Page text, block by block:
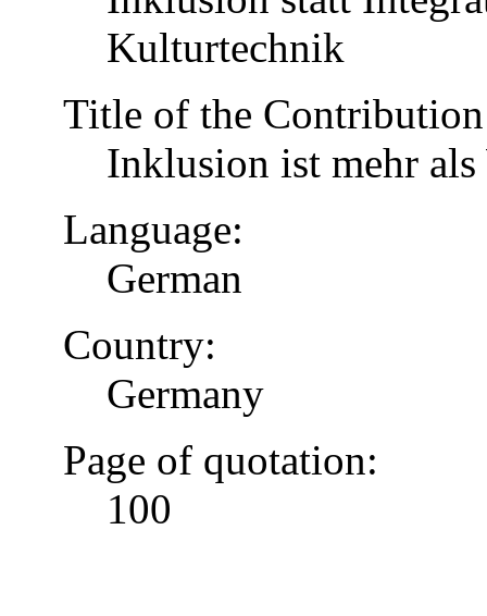
Kulturtechnik
Title of the
Inklusion ist mehr
Language:
German
Country:
Germany
Page of quotation:
100